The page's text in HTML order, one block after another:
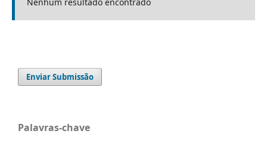
Enviar Submissão
Palavras-chave